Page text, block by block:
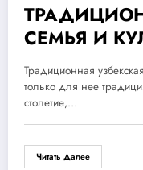
ТРАДИЦИОННАЯ
Традиционная
только для нее
столетие,…
Читать Далее